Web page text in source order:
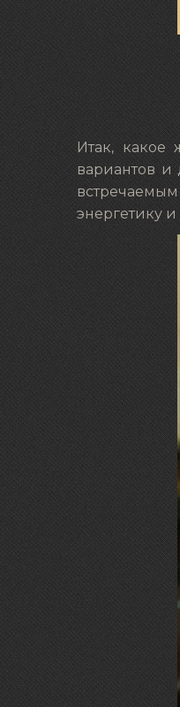
Итак, какое
вариантов и
энергетику и